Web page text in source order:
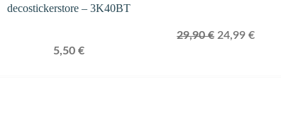
decostickerstore – 3K40BT
5,50 €
29,90€ Le
24,99 €Le